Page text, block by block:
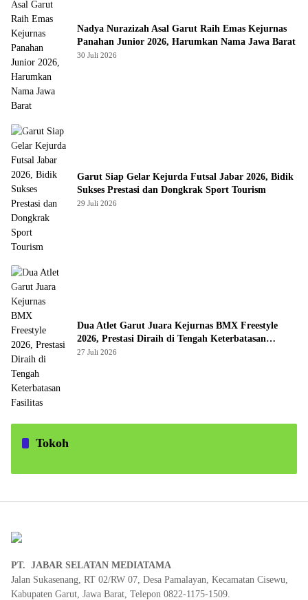
Nadya Nurazizah Asal Garut Raih Emas Kejurnas
Panahan Junior 2026, Harumkan Nama Jawa Barat
30 Juli 2026
Garut Siap Gelar Kejurda Futsal Jabar 2026, Bidik
Sukses Prestasi dan Dongkrak Sport Tourism
29 Juli 2026
Dua Atlet Garut Juara Kejurnas BMX Freestyle
2026, Prestasi Diraih di Tengah Keterbatasan
Fasilitas
27 Juli 2026
Tokoh
PT. JABAR SELATAN MEDIATAMA
Jalan Sukasenang, RT 02/RW 07, Desa Pamalayan, Kecamatan Cisewu,
Kabupaten Garut, Jawa Barat, Telepon 0822-1175-1509.